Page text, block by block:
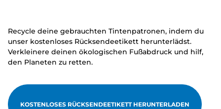
Recycle deine gebrauchten Tintenpatronen, indem du
unser kostenloses Rücksendeetikett herunterlädst.
Verkleinere deinen ökologischen Fußabdruck und hilf,
den Planeten zu retten.
KOSTENLOSES RÜCKSENDEETIKETT HERUNTERLADEN